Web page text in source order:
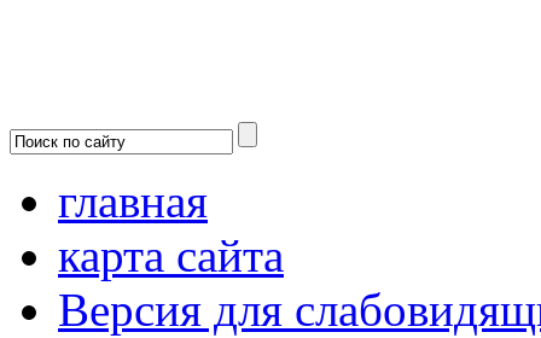
главная
карта сайта
Версия для